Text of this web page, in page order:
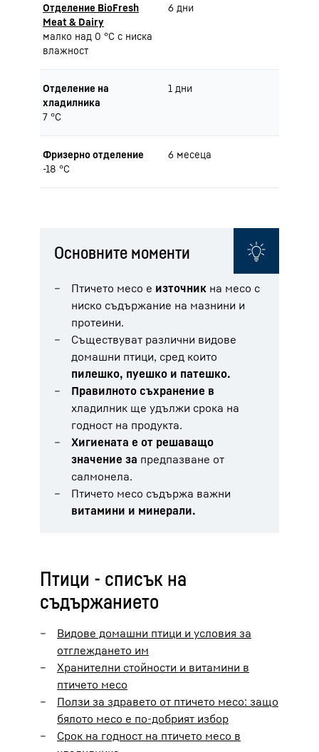
Отделение BioFresh
Meat & Dairy
малко над 0 °C с ниска
влажност
6 дни
Отделение на
хладилника
7 °C
1 дни
Фризерно отделение
-18 °C
6 месеца
Основните моменти
Птичето месо е източник на месо с
ниско съдържание на мазнини и
протеини.
Съществуват различни видове
домашни птици, сред които
пилешко, пуешко и патешко.
Правилното съхранение в
хладилник ще удължи срока на
годност на продукта.
Хигиената е от решаващо
значение за предпазване от
салмонела.
Птичето месо съдържа важни
витамини и минерали.
Птици - списък на
съдържанието
Видове домашни птици и условия за
отглеждането им
Хранителни стойности и витамини в
птичето месо
Ползи за здравето от птичето месо: защо
бялото месо е по-добрият избор
Срок на годност на птичето месо в